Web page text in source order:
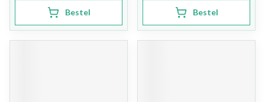
Bestel Bestel